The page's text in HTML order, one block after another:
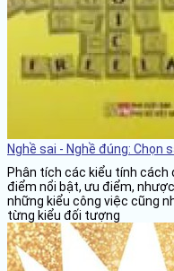
Nghề sai - Nghề đúng: Chọn
Phân tích các kiểu tính cách
điểm nổi bật, ưu điểm,
những kiểu công việc cũng
từng kiểu đối tượng